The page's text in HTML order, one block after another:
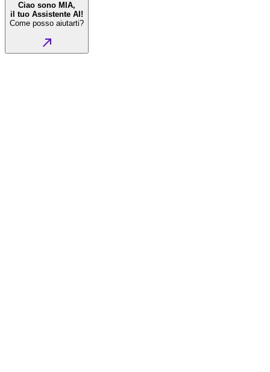
Ciao sono MIA,
il tuo Assistente AI!
Come posso aiutarti?